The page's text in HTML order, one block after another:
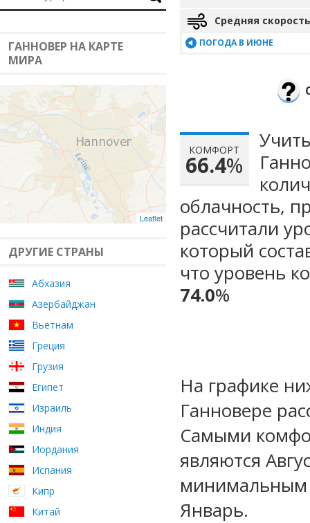
ГАННОВЕР НА КАРТЕ
МИРА
Leaflet
ДРУГИЕ СТРАНЫ
Абхазия
Азербайджан
Вьетнам
Греция
Грузия
Египет
Израиль
Индия
Иордания
Испания
Кипр
Китай
Средняя
ПОГОДА В ИЮНЕ
КОМФОРТ
66.4%
облачность,
рассчитали
который
что уровень
74.0%
На графике
Ганновере
Самыми
являются
минимальным
Январь.